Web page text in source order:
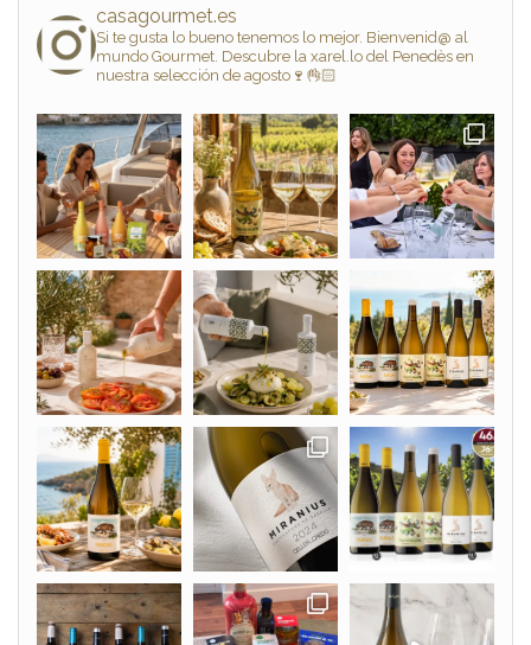
casagourmet.es
Si te gusta lo bueno tenemos lo mejor. Bienvenid@ al
mundo Gourmet. Descubre la xarel.lo del Penedès en
nuestra selección de agosto🍷👌🏻